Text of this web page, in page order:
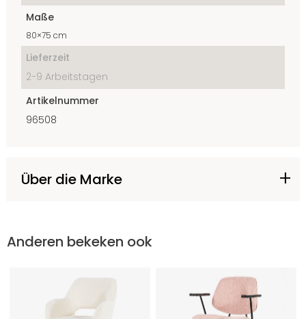
Maße
80×75 cm
Lieferzeit
2-9 Arbeitstagen
Artikelnummer
96508
Über die Marke
Anderen bekeken ook